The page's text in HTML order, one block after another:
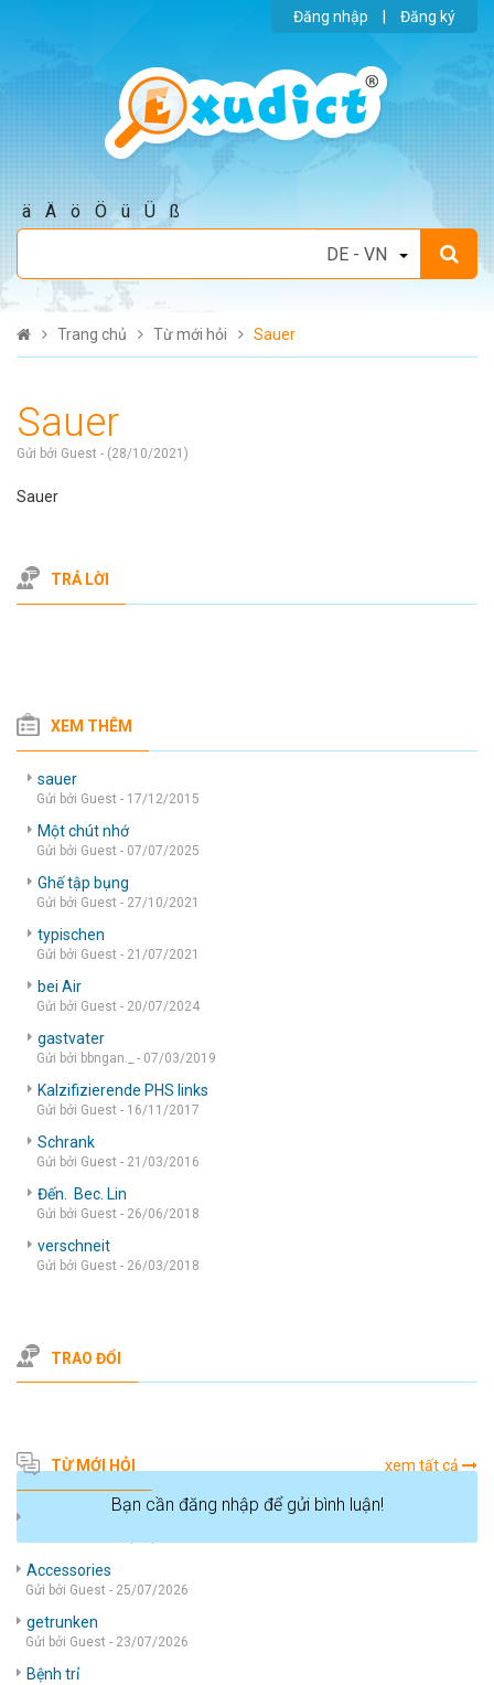
Đăng nhập Đăng ký
ä Ä ö Ö ü Ü ß
Trang chủ Từ mới hỏi Sauer
Sauer
Gửi bởi Guest - (28/10/2021)
Sauer
TRẢ LỜI
XEM THÊM
sauer
Gửi bởi Guest - 17/12/2015
Một chút nhớ
Gửi bởi Guest - 07/07/2025
Ghế tập bụng
Gửi bởi Guest - 27/10/2021
typischen
Gửi bởi Guest - 21/07/2021
bei Air
Gửi bởi Guest - 20/07/2024
gastvater
Gửi bởi bbngan._ - 07/03/2019
Kalzifizierende PHS links
Gửi bởi Guest - 16/11/2017
Schrank
Gửi bởi Guest - 21/03/2016
Đến. Bec. Lin
Gửi bởi Guest - 26/06/2018
verschneit
Gửi bởi Guest - 26/03/2018
TRAO ĐỔI
Bạn cần đăng nhập để gửi bình luận!
TỪ MỚI HỎI xem tất cả
Accessories
Gửi bởi Guest - 25/07/2026
getrunken
Gửi bởi Guest - 23/07/2026
Bệnh trỉ